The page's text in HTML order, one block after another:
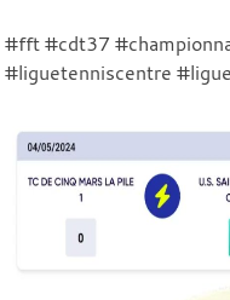
#fft #cdt37
#liguetenniscentre